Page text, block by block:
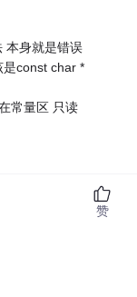
本身就是错误
是const char *
常量区 只读
赞